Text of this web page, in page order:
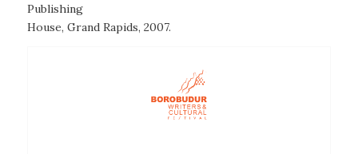
Publishing
House, Grand Rapids, 2007.